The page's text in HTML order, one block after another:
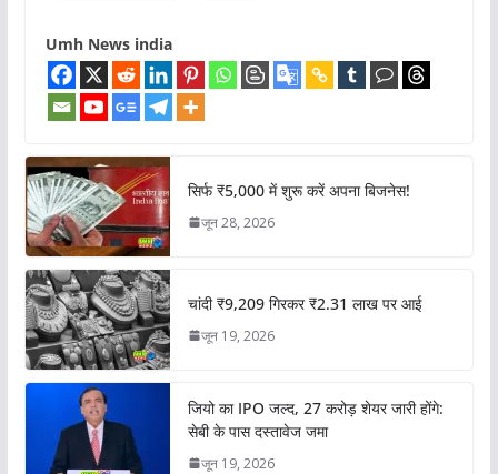
Umh News india
सिर्फ ₹5,000 में शुरू करें अपना बिजनेस!
जून 28, 2026
चांदी ₹9,209 गिरकर ₹2.31 लाख पर आई
जून 19, 2026
जियो का IPO जल्द, 27 करोड़ शेयर जारी होंगे:
सेबी के पास दस्तावेज जमा
जून 19, 2026